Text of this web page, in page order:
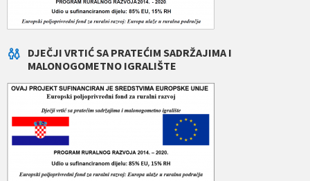
DJEČJI VRTIĆ SA PRATEĆIM SADRŽAJIMA I
MALONOGOMETNO IGRALIŠTE